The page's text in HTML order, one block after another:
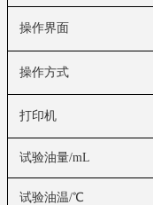
操作界面
操作方式
打印机
试验油量/mL
试验油温/℃